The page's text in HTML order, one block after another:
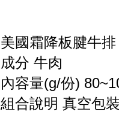
美國霜降板腱牛排
成分 牛肉
內容量(g/份)
組合說明 真空包